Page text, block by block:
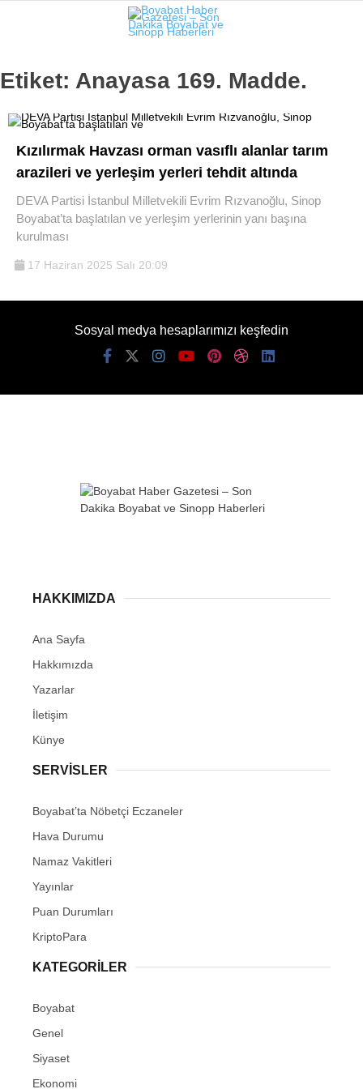
Etiket: Anayasa 169. Madde.
Kızılırmak Havzası orman vasıflı alanlar tarım
arazileri ve yerleşim yerleri tehdit altında
DEVA Partisi İstanbul Milletvekili Evrim Rızvanoğlu, Sinop
Boyabat’ta başlatılan ve yerleşim yerlerinin yanı başına
kurulması
17 Haziran 2025 Salı 20:09
Sosyal medya hesaplarımızı keşfedin
HAKKIMIZDA
Ana Sayfa
Hakkımızda
Yazarlar
İletişim
Künye
SERVISLER
Boyabat’ta Nöbetçi Eczaneler
Hava Durumu
Namaz Vakitleri
Yayınlar
Puan Durumları
KriptoPara
KATEGORILER
Boyabat
Genel
Siyaset
Ekonomi